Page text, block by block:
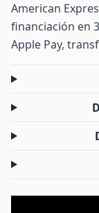
American
financiación en
Apple Pay,